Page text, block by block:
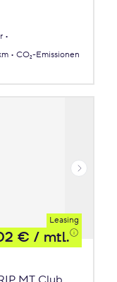
CO₂-Emissionen
Leasing
€ / mtl.